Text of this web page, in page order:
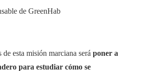
de GreenHab
esta misión marciana será poner a
para estudiar cómo se